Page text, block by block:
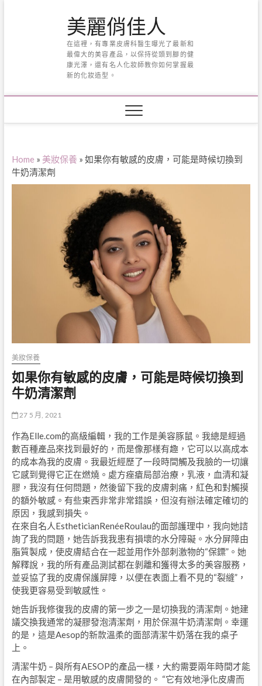
美麗俏佳人
在這裡，有專業皮膚科醫生曝光了最新和
最偉大的美容產品，以保持從頭到腳的健
康光澤，還有名人化妝師教你如何掌握最
新的化妝造型。
Home » 美妝保養 » 如果你有敏感的皮膚，可能是時候切換到
牛奶清潔劑
美妝保養
如果你有敏感的皮膚，可能是時候切換到
牛奶清潔劑
27 5 月, 2021
作為Elle.com的高級編輯，我的工作是美容豚鼠。我總是經過
數百種產品來找到最好的，而是像那樣有趣，它可以以高成本
的成本為我的皮膚。我最近經歷了一段時間觸及我臉的一切讓
它感到覺得它正在燃燒。處方痤瘡局部治療，乳液，血清和凝
膠，我沒有任何問題，然後留下我的皮膚刺痛，紅色和對觸摸
的額外敏感。有些東西非常非常錯誤，但沒有辦法確定確切的
原因，我感到損失。
在來自名人EstheticianRenéeRoulau的面部護理中，我向她諮
詢了我的問題，她告訴我我患有損壞的水分障礙。水分屏障由
脂質製成，使皮膚結合在一起並用作外部刺激物的“保鏢”。她
解釋說，我的所有產品測試都在剝離和獲得太多的美容服務，
並妥協了我的皮膚保護屏障，以便在表面上看不見的“裂縫”，
使我更容易受到敏感性。
她告訴我修復我的皮膚的第一步之一是切換我的清潔劑。她建
議交換我通常的凝膠發泡清潔劑，用於保濕牛奶清潔劑。幸運
的是，這是Aesop的新款溫柔的面部清潔牛奶落在我的桌子
上。
清潔牛奶 – 與所有AESOP的產品一樣，大約需要兩年時間才能
在內部製定 – 是用敏感的皮膚開發的。 “它有效地淨化皮膚而